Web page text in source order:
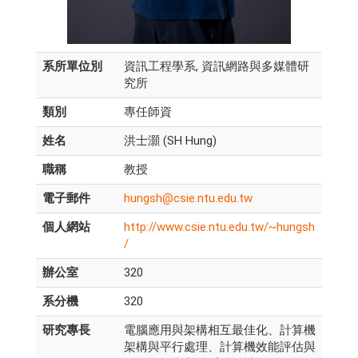
系所單位別
資訊工程學系, 資訊網路與多媒體研
究所
類別
專任師資
姓名
洪士灝 (SH Hung)
職稱
教授
電子郵件
hungsh@csie.ntu.edu.tw
個人網站
http://www.csie.ntu.edu.tw/~hungsh
/
辦公室
320
系分機
320
研究專長
電腦應用與架構相互最佳化、計算機
架構與平行處理、計算機效能評估與